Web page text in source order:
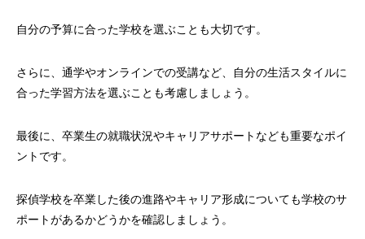
自分の予算に合った学校を選ぶことも大切です。
さらに、通学やオンラインでの受講など、自分の生活スタイルに
合った学習方法を選ぶことも考慮しましょう。
最後に、卒業生の就職状況やキャリアサポートなども重要なポイ
ントです。
探偵学校を卒業した後の進路やキャリア形成についても学校のサ
ポートがあるかどうかを確認しましょう。